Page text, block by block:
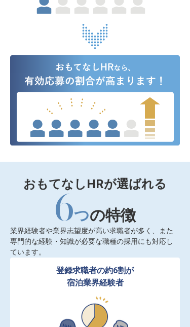
おもてなしHRが選ばれる
6つの特徴
業界経験者や業界志望度が高い求職者が多く、また
専門的な経験・知識が必要な職種の採用にも対応し
ています。
登録求職者の約6割が
宿泊業界経験者